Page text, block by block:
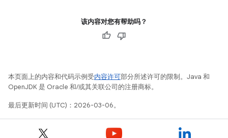
该内容对您有帮助吗？
本页面上的内容和代码示例受内容许可部分所述许可的限制。Java 和
OpenJDK 是 Oracle 和/或其关联公司的注册商标。
最后更新时间 (UTC)：2026-03-06。